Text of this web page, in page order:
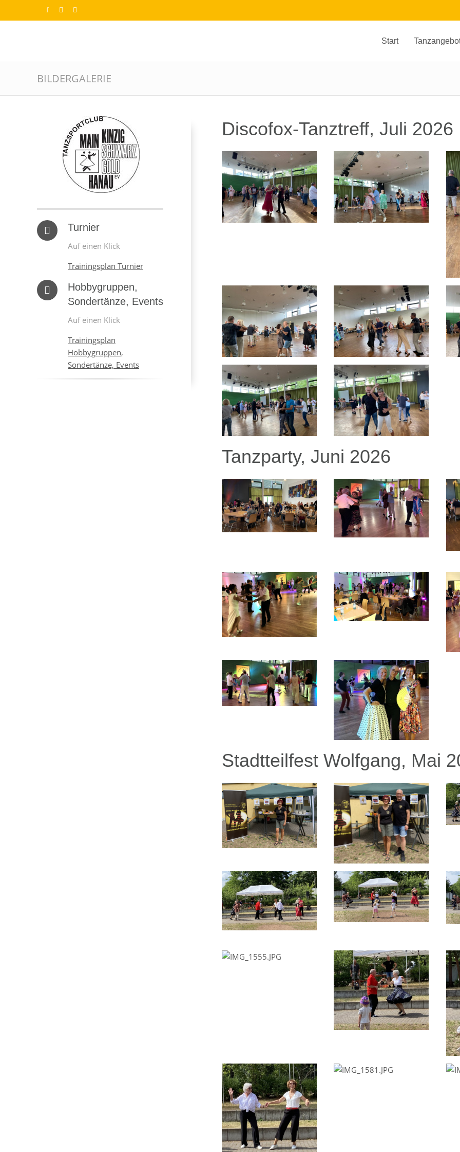
Start
BILDERGALERIE
Turnier
Auf einen Klick
Trainingsplan Turnier
Hobbygruppen,
Sondertänze, Events
Auf einen Klick
Trainingsplan
Hobbygruppen,
Sondertänze, Events
Discofox-Tanztreff, Juli 2026
Tanzparty, Juni 2026
Stadtteilfest Wolfgang, Mai